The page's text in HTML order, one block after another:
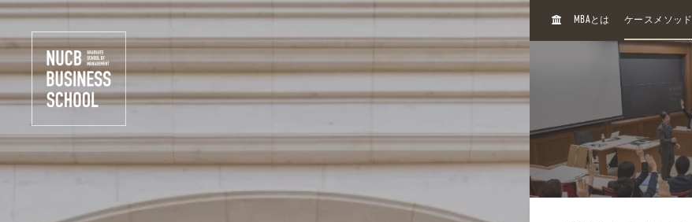
H
MBAとは ケースメソッド